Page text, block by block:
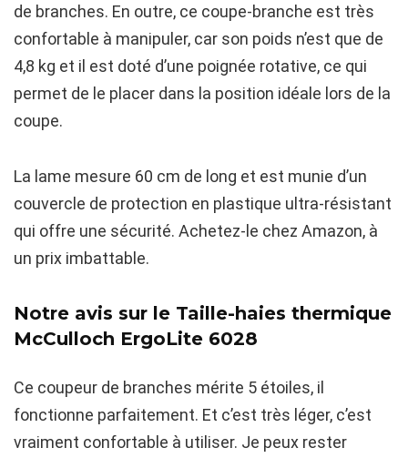
de branches. En outre, ce coupe-branche est très
confortable à manipuler, car son poids n’est que de
4,8 kg et il est doté d’une poignée rotative, ce qui
permet de le placer dans la position idéale lors de la
coupe.
La lame mesure 60 cm de long et est munie d’un
couvercle de protection en plastique ultra-résistant
qui offre une sécurité. Achetez-le chez Amazon, à
un prix imbattable.
Notre avis sur le Taille-haies thermique
McCulloch ErgoLite 6028
Ce coupeur de branches mérite 5 étoiles, il
fonctionne parfaitement. Et c’est très léger, c’est
vraiment confortable à utiliser. Je peux rester